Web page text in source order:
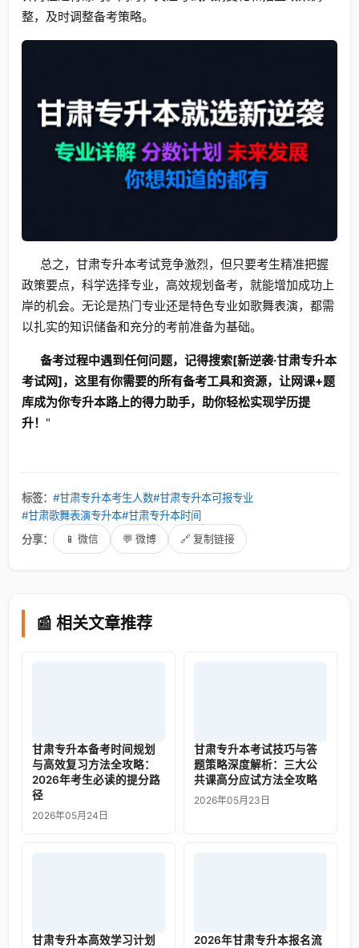
整，及时调整备考策略。
总之，甘肃专升本考试竞争激烈，但只要考生精准把握
政策要点，科学选择专业，高效规划备考，就能增加成功上
岸的机会。无论是热门专业还是特色专业如歌舞表演，都需
以扎实的知识储备和充分的考前准备为基础。
备考过程中遇到任何问题，记得搜索[新逆袭·甘肃专升本
考试网]，这里有你需要的所有备考工具和资源，让网课+题
库成为你专升本路上的得力助手，助你轻松实现学历提
升！ "
标签： #甘肃专升本考生人数#甘肃专升本可报专业
#甘肃歌舞表演专升本#甘肃专升本时间
分享：
📱 微信 💬 微博 🔗 复制链接
📰 相关文章推荐
甘肃专升本备考时间规划
与高效复习方法全攻略：
2026年考生必读的提分路
径
2026年05月24日
甘肃专升本考试技巧与答
题策略深度解析：三大公
共课高分应试方法全攻略
2026年05月23日
甘肃专升本高效学习计划
2026年甘肃专升本报名流